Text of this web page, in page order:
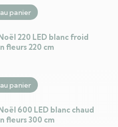
panier
220 LED blanc froid
fleurs 220 cm
panier
600 LED blanc chaud
fleurs 300 cm